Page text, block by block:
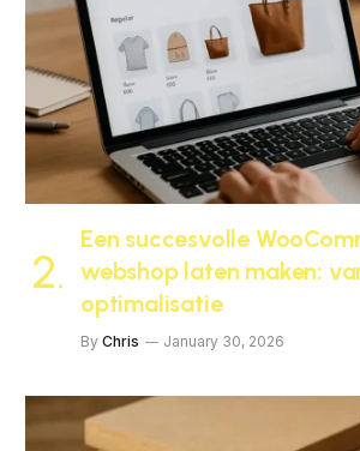
Een succesvolle
webshop laten maken:
optimalisatie
By Chris January 30, 2026